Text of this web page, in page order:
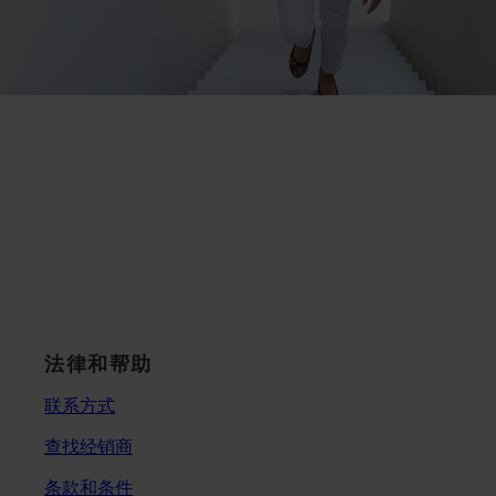
法律和帮助
联系方式
查找经销商
条款和条件